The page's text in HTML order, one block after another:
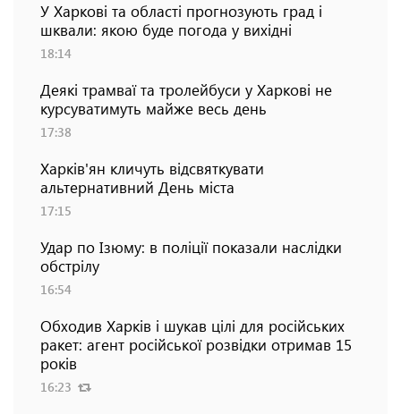
У Харкові та області прогнозують град і
шквали: якою буде погода у вихідні
18:14
Деякі трамваї та тролейбуси у Харкові не
курсуватимуть майже весь день
17:38
Харків'ян кличуть відсвяткувати
альтернативний День міста
17:15
Удар по Ізюму: в поліції показали наслідки
обстрілу
16:54
Обходив Харків і шукав цілі для російських
ракет: агент російської розвідки отримав 15
років
16:23